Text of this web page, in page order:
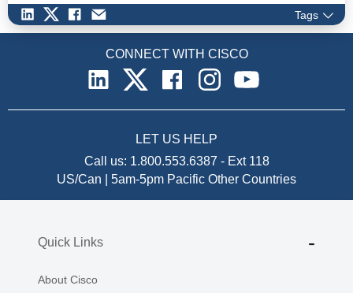
Tags
CONNECT WITH CISCO
LET US HELP
Call us: 1.800.553.6387 - Ext 118
US/Can | 5am-5pm Pacific Other Countries